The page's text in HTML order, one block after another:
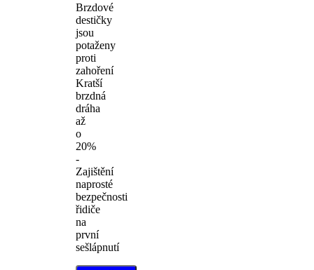
Brzdové
destičky
jsou
potaženy
proti
zahoření
Kratší
brzdná
dráha
až
o
20%
-
Zajištění
naprosté
bezpečnosti
řidiče
na
první
sešlápnutí